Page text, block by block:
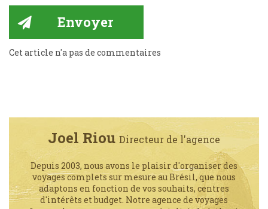
Cet article n'a pas de commentaires
Joel Riou Directeur de l'agence
Depuis 2003, nous avons le plaisir d'organiser des
voyages complets sur mesure au Brésil, que nous
adaptons en fonction de vos souhaits, centres
d'intérêts et budget. Notre agence de voyages